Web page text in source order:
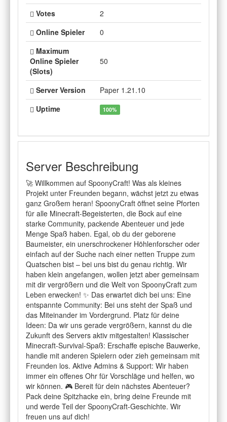
Votes
2
Online Spieler
0
Maximum
Online Spieler
(Slots)
50
Server Version
Paper 1.21.10
Uptime
100%
Server Beschreibung
🚀 Willkommen auf SpoonyCraft! Was als kleines
Projekt unter Freunden begann, wächst jetzt zu etwas
ganz Großem heran! SpoonyCraft öffnet seine Pforten
für alle Minecraft-Begeisterten, die Bock auf eine
starke Community, packende Abenteuer und jede
Menge Spaß haben. Egal, ob du der geborene
Baumeister, ein unerschrockener Höhlenforscher oder
einfach auf der Suche nach einer netten Truppe zum
Quatschen bist – bei uns bist du genau richtig. Wir
haben klein angefangen, wollen jetzt aber gemeinsam
mit dir vergrößern und die Welt von SpoonyCraft zum
Leben erwecken! ✨ Das erwartet dich bei uns: Eine
entspannte Community: Bei uns steht der Spaß und
das Miteinander im Vordergrund. Platz für deine
Ideen: Da wir uns gerade vergrößern, kannst du die
Zukunft des Servers aktiv mitgestalten! Klassischer
Minecraft-Survival-Spaß: Erschaffe epische Bauwerke,
handle mit anderen Spielern oder zieh gemeinsam mit
Freunden los. Aktive Admins & Support: Wir haben
immer ein offenes Ohr für Vorschläge und helfen, wo
wir können. 🎮 Bereit für dein nächstes Abenteuer?
Pack deine Spitzhacke ein, bring deine Freunde mit
und werde Teil der SpoonyCraft-Geschichte. Wir
freuen uns auf dich!